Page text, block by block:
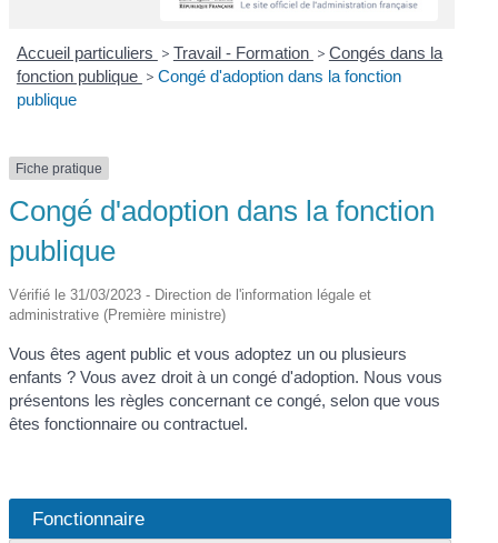
Accueil particuliers > Travail - Formation > Congés dans la
fonction publique > Congé d'adoption dans la fonction
publique
Fiche pratique
Congé d'adoption dans la fonction
publique
Vérifié le 31/03/2023 - Direction de l'information légale et
administrative (Première ministre)
Vous êtes agent public et vous adoptez un ou plusieurs
enfants ? Vous avez droit à un congé d'adoption. Nous vous
présentons les règles concernant ce congé, selon que vous
êtes fonctionnaire ou contractuel.
Fonctionnaire